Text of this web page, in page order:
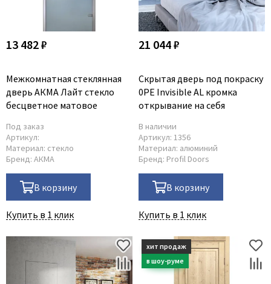
13 482 ₽
Межкомнатная стеклянная
дверь АКМА Лайт стекло
бесцветное матовое
Под заказ
Артикул:
Материал: стекло
Бренд: АКМА
В корзину
Купить в 1 клик
21 044 ₽
Скрытая дверь под покраску
0PE Invisible AL кромка
открывание на себя
В наличии
Артикул: 1356
Материал: алюминий
Бренд: Profil Doors
В корзину
Купить в 1 клик